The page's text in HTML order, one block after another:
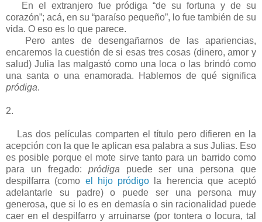
En el extranjero fue pródiga “de su fortuna y de su
corazón”; acá, en su “paraíso pequeño”, lo fue también de su
vida. O eso es lo que parece.
Pero antes de desengañarnos de las apariencias,
encaremos la cuestión de si esas tres cosas (dinero, amor y
salud) Julia las malgastó como una loca o las brindó como
una santa o una enamorada. Hablemos de qué significa
pródiga.
2.
Las dos películas comparten el título pero difieren en la
acepción con la que le aplican esa palabra a sus Julias. Eso
es posible porque el mote sirve tanto para un barrido como
para un fregado: pródiga puede ser una persona que
despilfarra (como el hijo pródigo la herencia que aceptó
adelantarle su padre) o puede ser una persona muy
generosa, que si lo es en demasía o sin racionalidad puede
caer en el despilfarro y arruinarse (por tontera o locura, tal